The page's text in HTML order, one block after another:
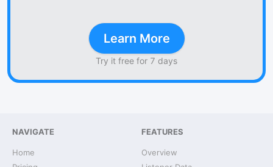
Learn More
Try it free for 7 days
NAVIGATE
Home
FEATURES
Overview